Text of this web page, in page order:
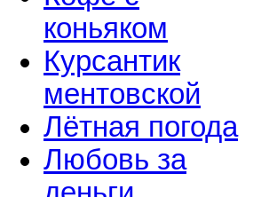
коньяком
Курсантик
ментовской
Лётная погода
Любовь за